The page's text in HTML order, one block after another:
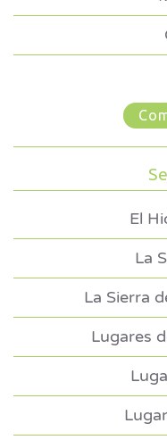
El
La
La Sierra
Lugares